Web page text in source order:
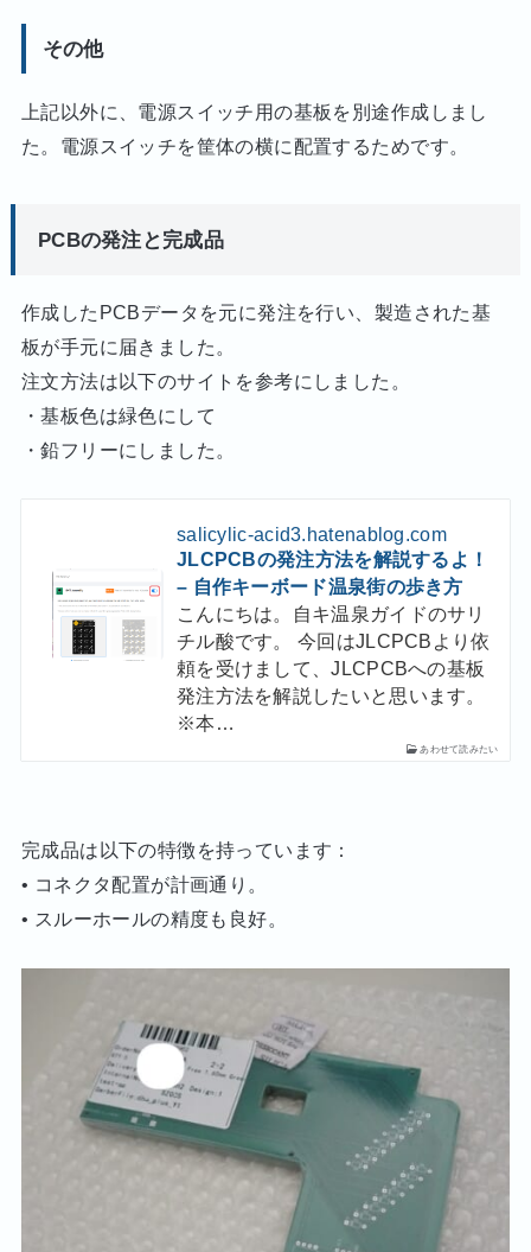
その他
上記以外に、電源スイッチ用の基板を別途作成しまし
た。電源スイッチを筐体の横に配置するためです。
PCBの発注と完成品
作成したPCBデータを元に発注を行い、製造された基
板が手元に届きました。
注文方法は以下のサイトを参考にしました。
・基板色は緑色にして
・鉛フリーにしました。
salicylic-acid3.hatenablog.com
JLCPCBの発注方法を解説するよ！
– 自作キーボード温泉街の歩き方
こんにちは。自キ温泉ガイドのサリ
チル酸です。 今回はJLCPCBより依
頼を受けまして、JLCPCBへの基板
発注方法を解説したいと思います。
※本…
完成品は以下の特徴を持っています：
• コネクタ配置が計画通り。
• スルーホールの精度も良好。